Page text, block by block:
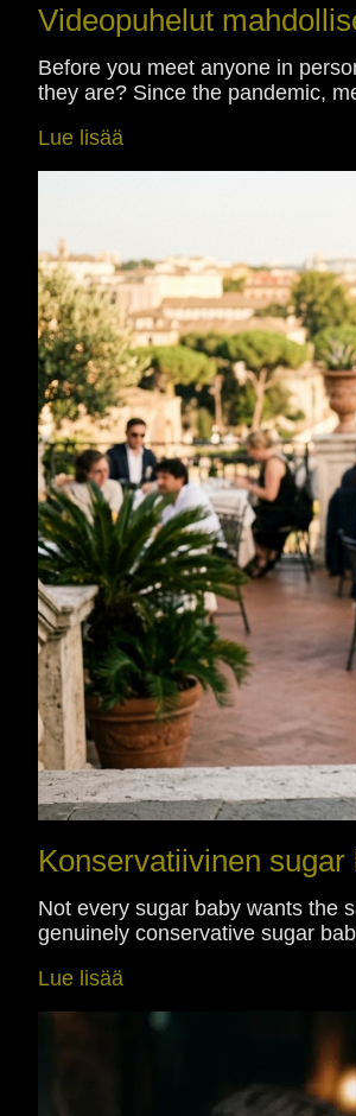
Videopuhelut
Before you meet anyone in
they are? Since the pandemic,
Lue lisää
Konservatiivinen
Not every sugar baby wants the
genuinely conservative sugar
Lue lisää